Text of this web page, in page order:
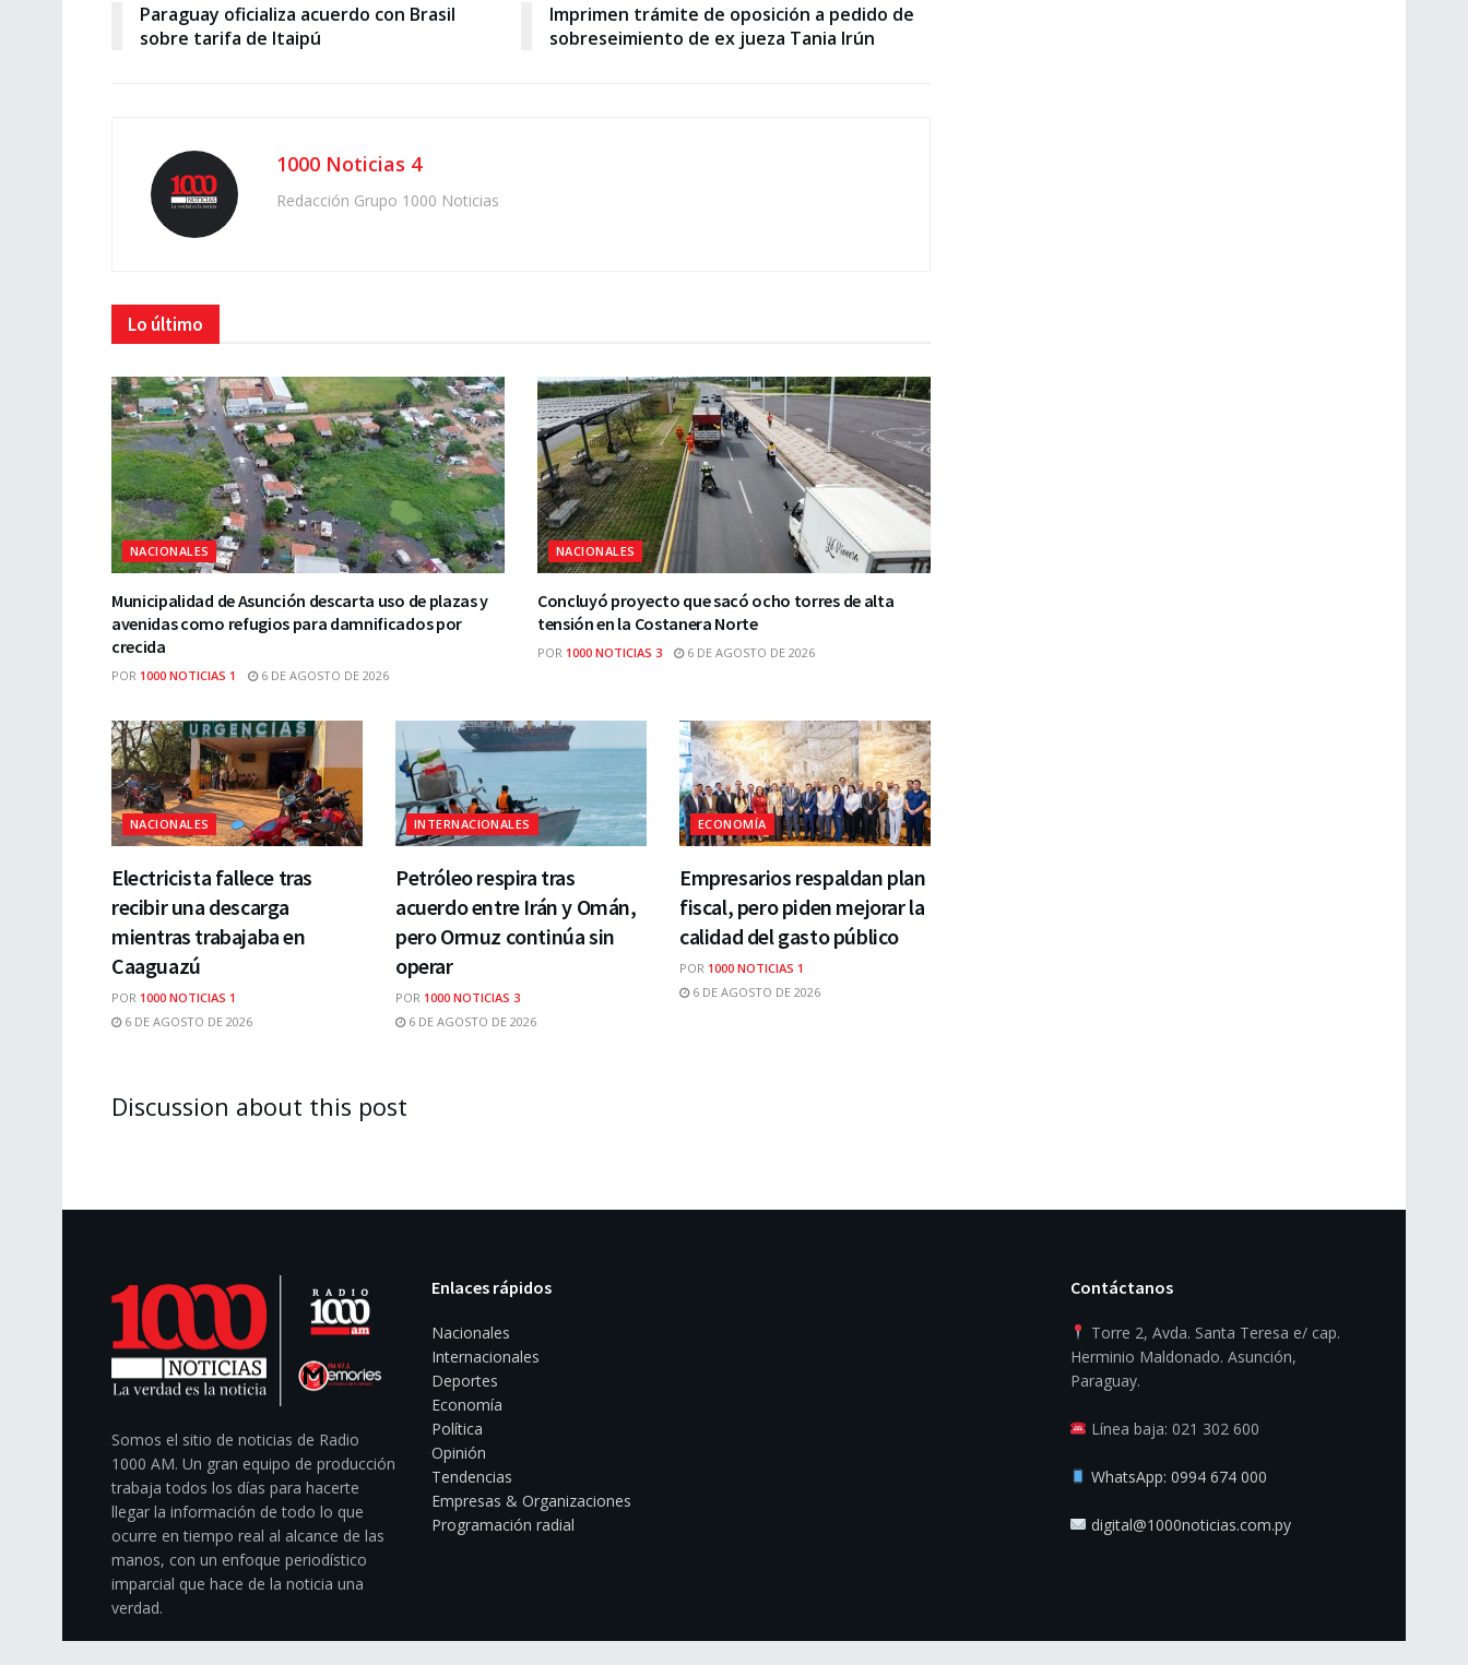
Paraguay oficializa acuerdo con Brasil
sobre tarifa de Itaipú
Imprimen trámite de oposición a pedido de
sobreseimiento de ex jueza Tania Irún
1000 Noticias 4
Redacción Grupo 1000 Noticias
Lo último
NACIONALES
Municipalidad de Asunción descarta uso de plazas y
avenidas como refugios para damnificados por
crecida
POR 1000 NOTICIAS 1 6 DE AGOSTO DE 2026
NACIONALES
Concluyó proyecto que sacó ocho torres de alta
tensión en la Costanera Norte
POR 1000 NOTICIAS 3 6 DE AGOSTO DE 2026
NACIONALES
Electricista fallece tras
recibir una descarga
mientras trabajaba en
Caaguazú
POR 1000 NOTICIAS 1
6 DE AGOSTO DE 2026
INTERNACIONALES
Petróleo respira tras
acuerdo entre Irán y Omán,
pero Ormuz continúa sin
operar
POR 1000 NOTICIAS 3
6 DE AGOSTO DE 2026
ECONOMÍA
Empresarios respaldan plan
fiscal, pero piden mejorar la
calidad del gasto público
POR 1000 NOTICIAS 1
6 DE AGOSTO DE 2026
Discussion about this post
Somos el sitio de noticias de Radio
1000 AM. Un gran equipo de producción
trabaja todos los días para hacerte
llegar la información de todo lo que
ocurre en tiempo real al alcance de las
manos, con un enfoque periodístico
imparcial que hace de la noticia una
verdad.
Enlaces rápidos
Nacionales
Internacionales
Deportes
Economía
Política
Opinión
Tendencias
Empresas & Organizaciones
Programación radial
Contáctanos
Torre 2, Avda. Santa Teresa e/ cap.
Herminio Maldonado. Asunción,
Paraguay.
Línea baja: 021 302 600
WhatsApp: 0994 674 000
digital@1000noticias.com.py